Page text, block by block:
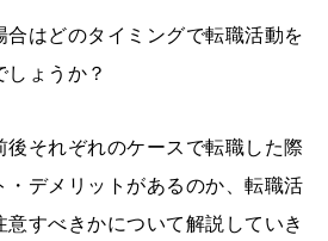
合はどのタイミングで転職活動を
ょうか？
後それぞれのケースで転職した際
・デメリットがあるのか、転職活
すべきかについて解説していき